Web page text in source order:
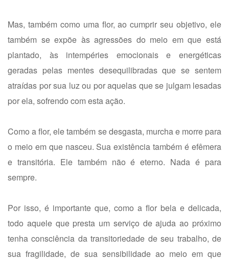
Mas, também como uma flor, ao cumprir seu objetivo, ele
também se expõe às agressões do meio em que está
plantado, às intempéries emocionais e energéticas
geradas pelas mentes desequilibradas que se sentem
atraídas por sua luz ou por aquelas que se julgam lesadas
por ela, sofrendo com esta ação.
Como a flor, ele também se desgasta, murcha e morre para
o meio em que nasceu. Sua existência também é efêmera
e transitória. Ele também não é eterno. Nada é para
sempre.
Por isso, é importante que, como a flor bela e delicada,
todo aquele que presta um serviço de ajuda ao próximo
tenha consciência da transitoriedade de seu trabalho, de
sua fragilidade, de sua sensibilidade ao meio em que